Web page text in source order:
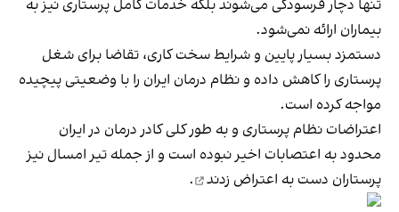
تنها دچار فرسودگی می‌شوند بلکه خدمات کامل پرستاری نیز به
بیماران ارائه نمی‌شود.
دستمزد بسیار پایین و شرایط سخت کاری، تقاضا برای شغل
پرستاری را کاهش داده و نظام درمان ایران را با وضعیتی پیچیده
مواجه کرده است.
اعتراضات نظام پرستاری و به طور کلی کادر درمان در ایران
محدود به اعتصابات اخیر نبوده است و از جمله تیر امسال نیز
پرستاران دست به اعتراض زدند .